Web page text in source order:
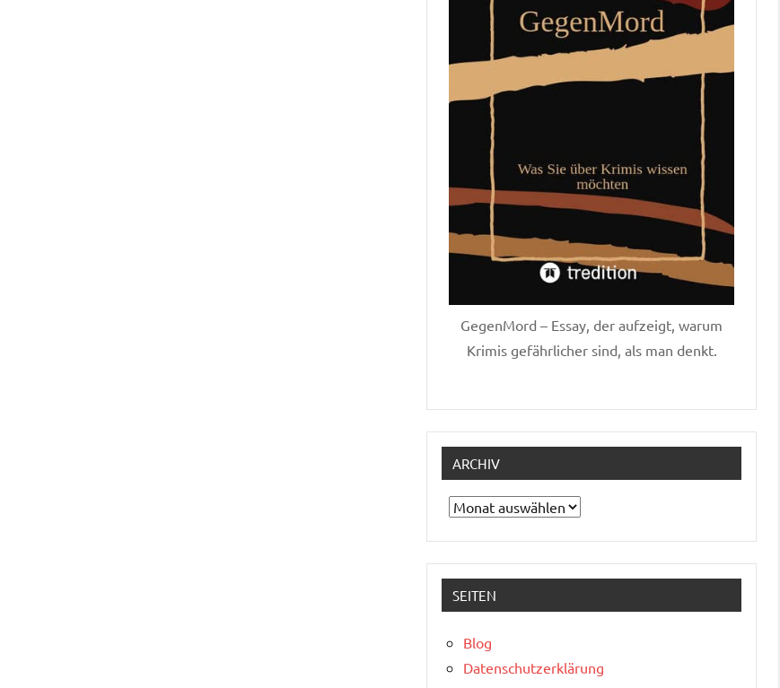
GegenMord – Essay, der aufzeigt, warum
Krimis gefährlicher sind, als man denkt.
ARCHIV
Archiv
SEITEN
Blog
Datenschutzerklärung